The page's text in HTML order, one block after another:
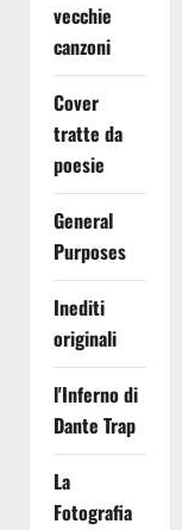
vecchie
canzoni
Cover
tratte da
poesie
General
Purposes
Inediti
originali
l'Inferno di
Dante Trap
La
Fotografia